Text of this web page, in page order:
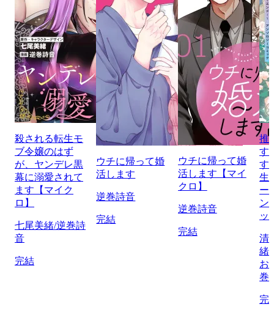
殺される転生モ
ブ令嬢のはず
が、ヤンデレ黒
幕に溺愛されて
ます【マイク
ロ】
七尾美緒/逆巻詩
音
完結
ウチに帰って婚
活します
逆巻詩音
完結
ウチに帰って婚
活します【マイ
クロ】
逆巻詩音
完結
推
す
す
生
ー
ン
ッ
清
緒/
お
巻
完